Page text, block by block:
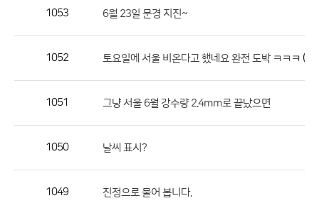
공
1053 6월 23일 문경 지진~
1052 토요일에 서울 비온다고 했네요 완전 도박 ㅋㅋㅋ (1)
1051 그냥 서울 6월 강수량 2.4mm로 끝났으면
1050 날씨 표시?
1049 진정으로 물어 봅니다.